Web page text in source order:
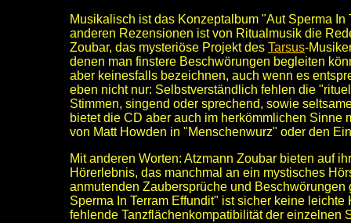
Musikalisch ist das Konzeptalbum "Aut Sperma
anderen Rezensionen ist von Ritualmusik die
Zoubar, das mysteriöse Projekt des Tarsus-
denen man finstere Beschwörungen begleiten
aber keinesfalls bezeichnen, auch wenn es
eben nicht nur: Selbstverständlich fehlen die
Stimmen, singend oder sprechend, sowie
bietet die CD aber auch im herkömmlichen
von Matt Howden in "Menschenwurz" oder den
Mit anderen Worten: Atzmann Zoubar bieten auf
Hörerlebnis, das manchmal an ein mystisches
anmutenden Zaubersprüche und
Sperma In Terram Effundit" ist sicher keine
fehlende Tanzflächenkompatibilität der einzelnen